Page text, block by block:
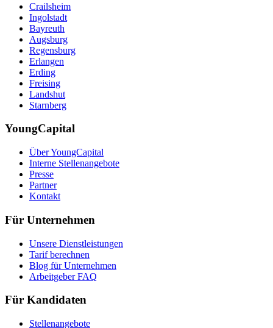
Crailsheim
Ingolstadt
Bayreuth
Augsburg
Regensburg
Erlangen
Erding
Freising
Landshut
Starnberg
YoungCapital
Über YoungCapital
Interne Stellenangebote
Presse
Partner
Kontakt
Für Unternehmen
Unsere Dienstleistungen
Tarif berechnen
Blog für Unternehmen
Arbeitgeber FAQ
Für Kandidaten
Stellenangebote